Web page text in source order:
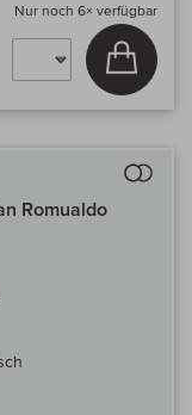
Nur noch 6× verfügbar
In
Romualdo